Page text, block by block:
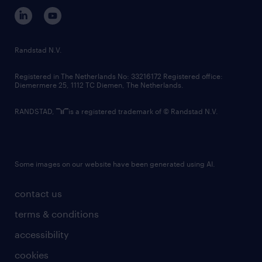
corporate governance
randstad innovation fund
country websites
contact us
terms & conditions
accessibility
cookies
Randstad N.V.
Registered in The Netherlands No: 33216172 Registered office:
Diemermere 25, 1112 TC Diemen, The Netherlands.
RANDSTAD, is a registered trademark of © Randstad N.V.
Some images on our website have been generated using AI.